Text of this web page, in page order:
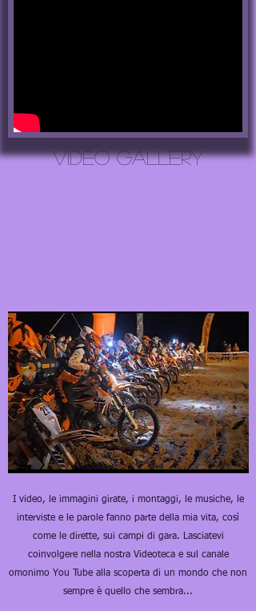
VIDEO GALLERY
I video, le immagini girate, i montaggi, le musiche, le
interviste e le parole fanno parte della mia vita, così
come le dirette, sui campi di gara. Lasciatevi
coinvolgere nella nostra Videoteca e sul canale
omonimo You Tube alla scoperta di un mondo che non
sempre è quello che sembra...